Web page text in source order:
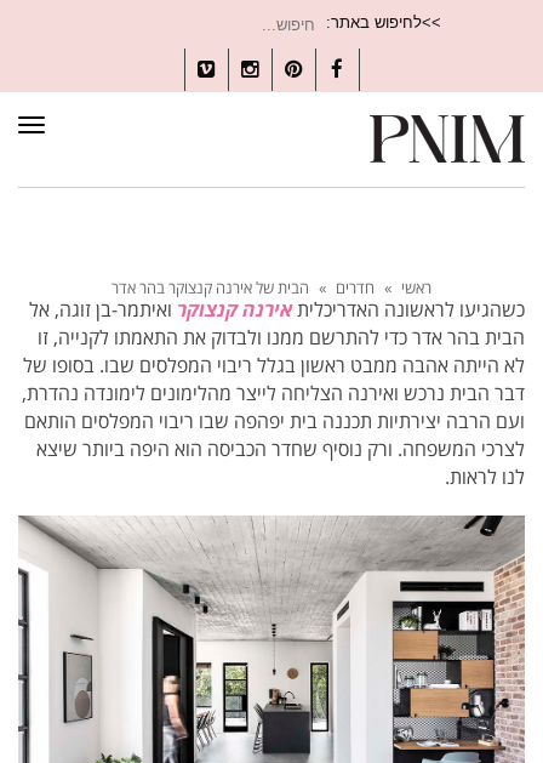
>>לחיפוש באתר:
עבור:
Facebook
Pinterest
Instagram
Vimeo
ראשי » חדרים » הבית של אירנה קנצוקר בהר אדר
כשהגיעו לראשונה האדריכליתאירנה קנצוקר ואיתמר-בן זוגה, אל
הבית בהר אדר כדי להתרשם ממנו ולבדוק את התאמתו לקנייה, זו
לא הייתה אהבה ממבט ראשון בגלל ריבוי המפלסים שבו. בסופו של
דבר הבית נרכש ואירנה הצליחה לייצר מהלימונים לימונדה נהדרת,
ועם הרבה יצירתיות תכננה בית יפהפה שבו ריבוי המפלסים הותאם
לצרכי המשפחה. ורק נוסיף שחדר הכביסה הוא היפה ביותר שיצא
לנו לראות.